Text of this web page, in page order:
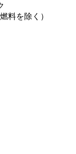
料を除く）